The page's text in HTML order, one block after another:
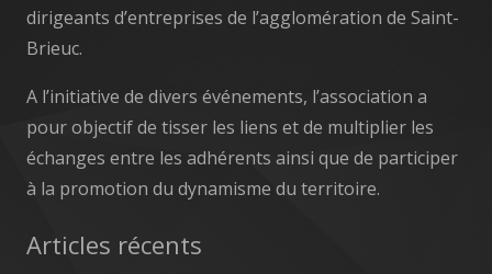
dirigeants d’entreprises de l’agglomération de Saint-
Brieuc.
A l’initiative de divers événements, l’association a
pour objectif de tisser les liens et de multiplier les
échanges entre les adhérents ainsi que de participer
à la promotion du dynamisme du territoire.
Articles récents